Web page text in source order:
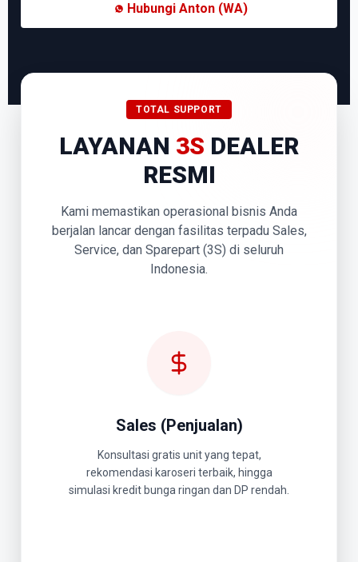
Hubungi Anton (WA)
TOTAL SUPPORT
LAYANAN 3S DEALER
RESMI
Kami memastikan operasional bisnis Anda
berjalan lancar dengan fasilitas terpadu Sales,
Service, dan Sparepart (3S) di seluruh
Indonesia.
Sales (Penjualan)
Konsultasi gratis unit yang tepat,
rekomendasi karoseri terbaik, hingga
simulasi kredit bunga ringan dan DP rendah.